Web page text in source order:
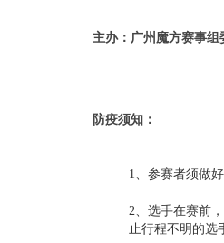
主办：广州魔方赛事组
防疫须知：
1、参赛者须做
2、选手在赛前
止行程不明的选